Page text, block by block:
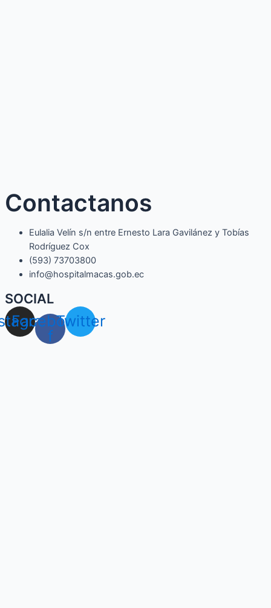
Contactanos
Eulalia Velín s/n entre Ernesto Lara Gavilánez y Tobías
Rodríguez Cox
(593) 73703800​
info@hospitalmacas.gob.ec
SOCIAL
Facebook-
f
Twitter